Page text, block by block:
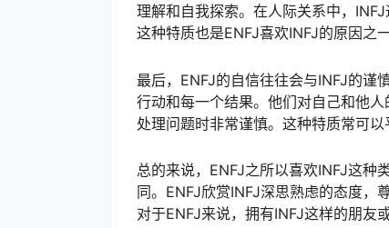
理解和自我探索。在人际关系中，
这种特质也是ENFJ喜欢INFJ的原因之
最后，ENFJ的自信往往会与INFJ的谨
行动和每一个结果。他们对自己和他
处理问题时非常谨慎。这种特质常可
总的来说，ENFJ之所以喜欢INFJ这种
同。ENFJ欣赏INFJ深思熟虑的态度，
对于ENFJ来说，拥有INFJ这样的朋友